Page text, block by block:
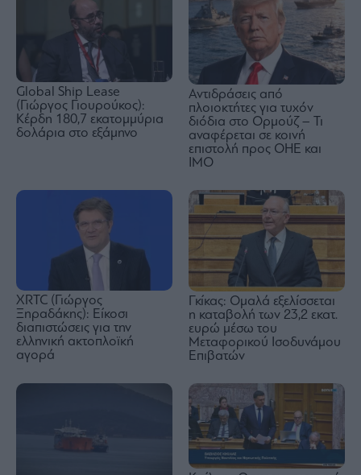
Global Ship Lease
(Γιώργος Γιουρούκος):
Κέρδη 180,7 εκατομμύρια
δολάρια στο εξάμηνο
Αντιδράσεις από
πλοιοκτήτες για τυχόν
διόδια στο Ορμούζ – Τι
αναφέρεται σε κοινή
επιστολή προς ΟΗΕ και
ΙΜΟ
XRTC (Γιώργος
Ξηραδάκης): Είκοσι
διαπιστώσεις για την
ελληνική ακτοπλοϊκή
αγορά
Γκίκας: Ομαλά εξελίσσεται
η καταβολή των 23,2 εκατ.
ευρώ μέσω του
Μεταφορικού Ισοδυνάμου
Επιβατών